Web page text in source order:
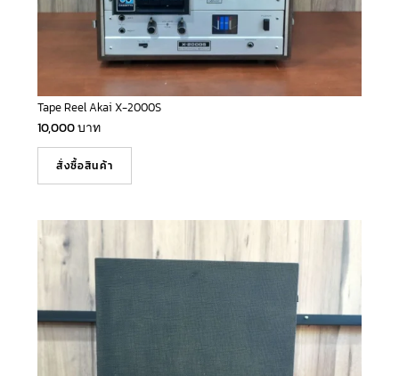
Tape Reel Akai X-2000S
10,000บาท
สั่งซื้อสินค้า